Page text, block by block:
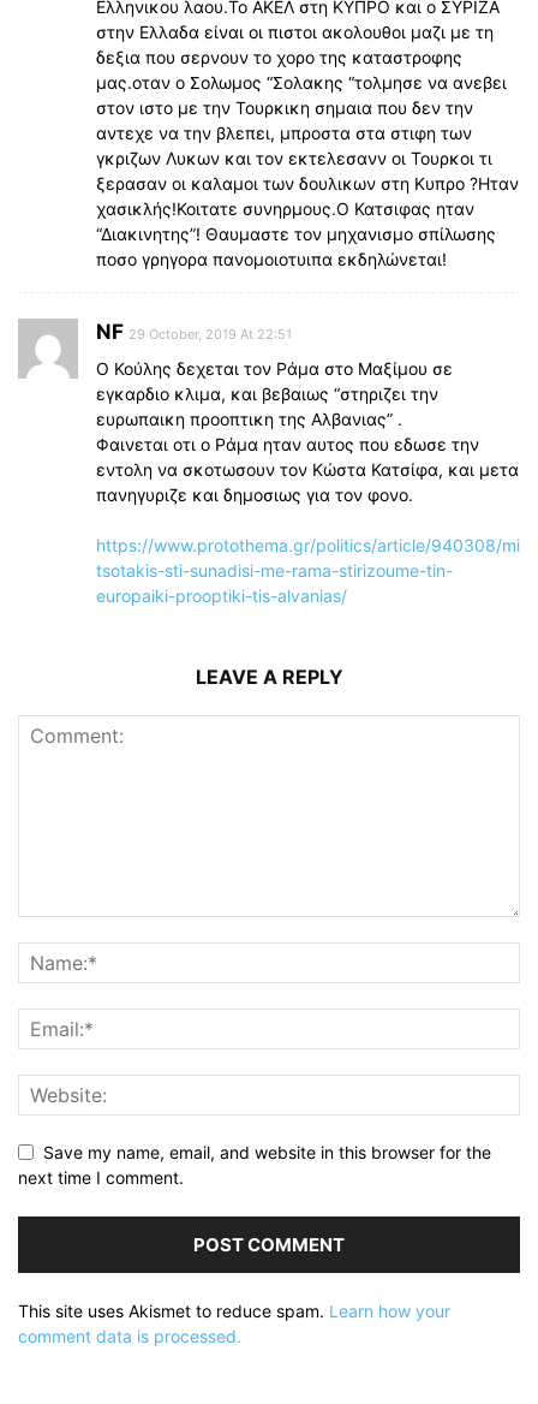
Ελληνικου λαου.Το ΑΚΕΛ στη ΚΥΠΡΟ και ο ΣΥΡΙΖΑ
στην Ελλαδα είναι οι πιστοι ακολουθοι μαζι με τη
δεξια που σερνουν το χορο της καταστροφης
μας.οταν ο Σολωμος “Σολακης “τολμησε να ανεβει
στον ιστο με την Τουρκικη σημαια που δεν την
αντεχε να την βλεπει, μπροστα στα στιφη των
γκριζων Λυκων και τον εκτελεσανν οι Τουρκοι τι
ξερασαν οι καλαμοι των δουλικων στη Κυπρο ?Ηταν
χασικλής!Κοιτατε συνηρμους.Ο Κατσιφας ηταν
“Διακινητης”! Θαυμαστε τον μηχανισμο σπίλωσης
ποσο γρηγορα πανομοιοτυιπα εκδηλώνεται!
NF 29 October, 2019 At 22:51
Ο Κούλης δεχεται τον Ράμα στο Μαξίμου σε
εγκαρδιο κλιμα, και βεβαιως “στηριζει την
ευρωπαικη προοπτικη της Αλβανιας” .
Φαινεται οτι ο Ράμα ηταν αυτος που εδωσε την
εντολη να σκοτωσουν τον Κώστα Κατσίφα, και μετα
πανηγυριζε και δημοσιως για τον φονο.
https://www.protothema.gr/politics/article/940308/mi
tsotakis-sti-sunadisi-me-rama-stirizoume-tin-
europaiki-prooptiki-tis-alvanias/
LEAVE A REPLY
Save my name, email, and website in this browser for the
next time I comment.
This site uses Akismet to reduce spam. Learn how your
comment data is processed.